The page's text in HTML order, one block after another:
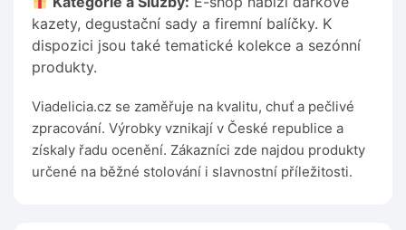
kazety, degustační sady a firemní balíčky. K
dispozici jsou také tematické kolekce a sezónní
produkty.
Viadelicia.cz se zaměřuje na kvalitu, chuť a pečlivé
zpracování. Výrobky vznikají v České republice a
získaly řadu ocenění. Zákazníci zde najdou produkty
určené na běžné stolování i slavnostní příležitosti.